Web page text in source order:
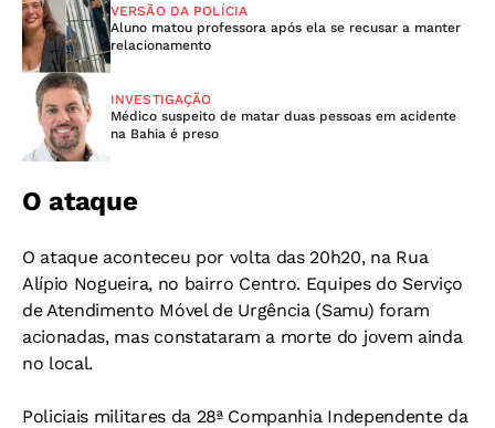
VERSÃO DA POLÍCIA
Aluno matou professora após ela se recusar a manter
relacionamento
INVESTIGAÇÃO
Médico suspeito de matar duas pessoas em acidente
na Bahia é preso
O ataque
O ataque aconteceu por volta das 20h20, na Rua
Alípio Nogueira, no bairro Centro. Equipes do Serviço
de Atendimento Móvel de Urgência (Samu) foram
acionadas, mas constataram a morte do jovem ainda
no local.
Policiais militares da 28ª Companhia Independente da